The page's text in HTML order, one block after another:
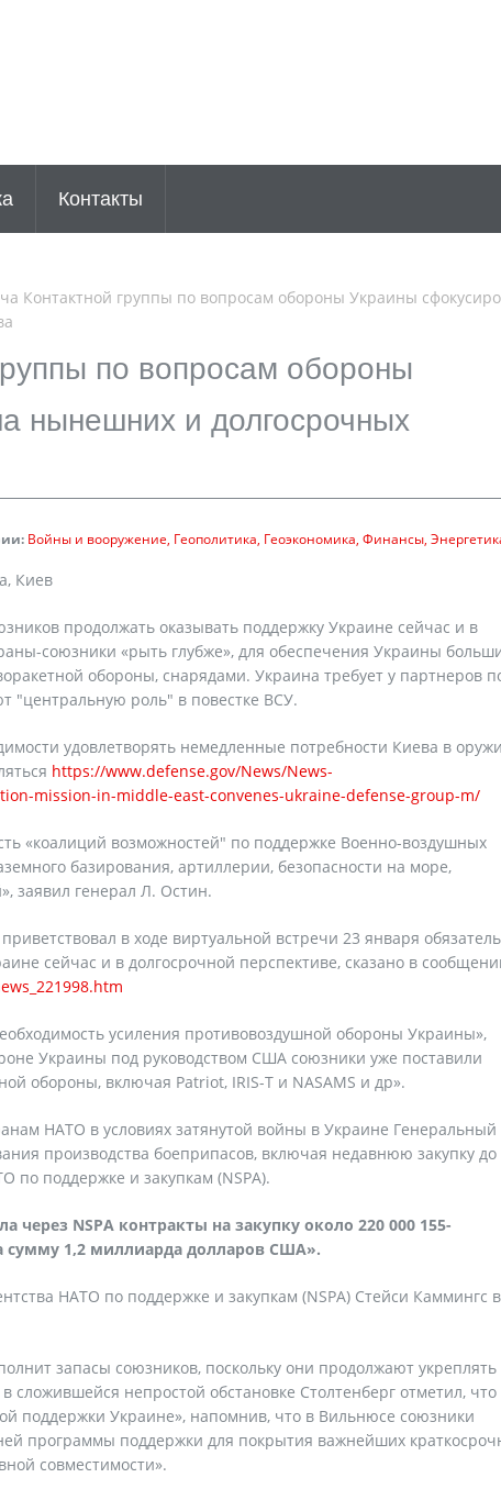
Контакты
Контактной группы по вопросам обороны Украины
по вопросам обороны
нынешних и долгосрочных
Войны и вооружение Геополитика Геоэкономика Финансы
Киев
продолжать оказывать поддержку Украине сейчас и в
союзники «рыть глубже», для обеспечения Украины
обороны, снарядами. Украина требует у партнеров
"центральную роль" в повестке ВСУ.
удовлетворять немедленные потребности Киева в
https://www.defense.gov/News/News-
mission-in-middle-east-convenes-ukraine-defense-group-m/
«коалиций возможностей" по поддержке Военно-воздушных
базирования, артиллерии, безопасности на море,
заявил генерал Л. Остин.
в ходе виртуальной встречи 23 января
сейчас и в долгосрочной перспективе, сказано в
усиления противовоздушной обороны Украины»,
Украины под руководством США союзники уже поставили
обороны, включая Patriot, IRIS-T и NASAMS и др».
НАТО в условиях затянутой войны в Украине
производства боеприпасов, включая недавнюю закупку до
по поддержке и закупкам (NSPA).
через NSPA контракты на закупку около 220 000 155-
сумму 1,2 миллиарда долларов США».
НАТО по поддержке и закупкам (NSPA) Стейси Каммингс в
запасы союзников, поскольку они продолжают укреплять
непростой обстановке Столтенберг отметил, что
поддержки Украине», напомнив, что в Вильнюсе союзники
программы поддержки для покрытия важнейших
совместимости».